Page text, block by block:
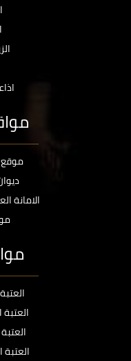
موقع
الامانة